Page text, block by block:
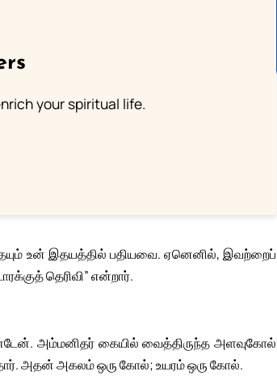
your spiritual life.
உன் இதயத்தில் பதியவை. ஏனெனில், இவற்றைப்
தெரிவி” என்றார்.
அம்மனிதர் கையில் வைத்திருந்த அளவுகோல்
அதன் அகலம் ஒரு கோல்; உயரம் ஒரு கோல்.